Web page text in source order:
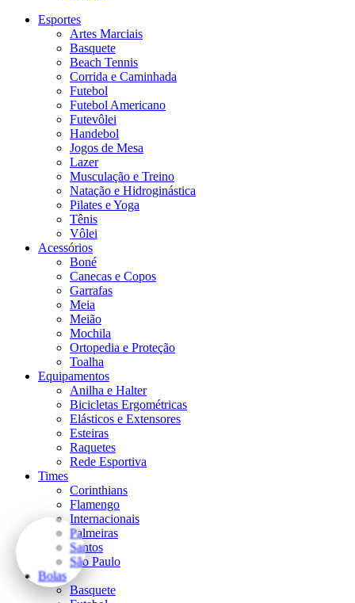
Esportes
Artes Marciais
Basquete
Beach Tennis
Corrida e Caminhada
Futebol
Futebol Americano
Futevôlei
Handebol
Jogos de Mesa
Lazer
Musculação e Treino
Natação e Hidroginástica
Pilates e Yoga
Tênis
Vôlei
Acessórios
Boné
Canecas e Copos
Garrafas
Meia
Meião
Mochila
Ortopedia e Proteção
Toalha
Equipamentos
Anilha e Halter
Bicicletas Ergométricas
Elásticos e Extensores
Esteiras
Raquetes
Rede Esportiva
Times
Corinthians
Flamengo
Internacionais
Palmeiras
Santos
São Paulo
Bolas
Basquete